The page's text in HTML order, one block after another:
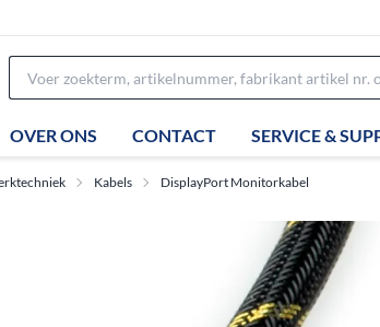
OVER ONS CONTACT SERVICE &
Kabels DisplayPort Monitorkabel